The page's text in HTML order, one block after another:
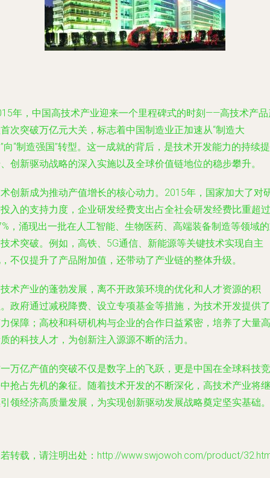
年，中国高技术产业迎来一个里程碑式的时刻——高技术产品
次突破万亿元大关，标志着中国制造业正加速从“制造大
向“制造强国”转型。这一成就的背后，是技术开发能力的持续提
创新驱动战略的深入实施以及全球价值链地位的稳步攀升。
创新成为推动产值增长的核心动力。2015年，国家加大了对
入的支持力度，企业研发经费支出占全社会研发经费比重超过
，涌现出一批在人工智能、生物医药、高端装备制造等领域
术突破。例如，高铁、5G通信、新能源等关键技术实现自主
不仅提升了产品附加值，还带动了产业链的整体升级。
术产业的蓬勃发展，离不开政策环境的优化和人才资源的积
政府通过减税降费、设立专项基金等措施，为技术开发提供了
保障；高校和科研机构与企业的合作日益紧密，培养了大量高
的科技人才，为创新注入源源不断的活力。
万亿产值的突破不仅是数字上的飞跃，更是中国在全球科技竞
抢占先机的象征。随着技术开发的不断深化，高技术产业将继
领经济高质量发展，为实现创新驱动发展战略奠定坚实基础。
转载，请注明出处：http://www.swjowoh.com/product/